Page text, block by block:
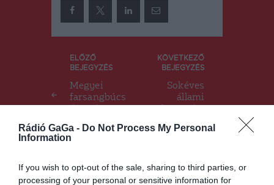
Rádió GaGa - Do Not Process My Personal
Information
If you wish to opt-out of the sale, sharing to third parties, or
processing of your personal or sensitive information for
Bejegyzés
navigáció
ELŐZŐ
BEJEGYZÉS
Megyei
farsangbúcs
ályon
KÖVETKEZŐ
BEJEGYZÉS
Sokéves
állami
megizmoso
pillér, még
több pénzt